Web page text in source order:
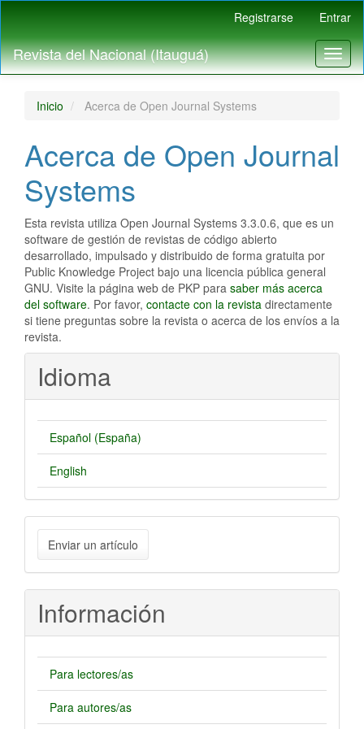
Contenido
principal
Barra
Registrarse Entrar
Revista del Nacional (Itauguá)
Inicio Acerca de Open Journal Systems
Acerca de Open Journal
Systems
Esta revista utiliza Open Journal Systems 3.3.0.6, que es un
software de gestión de revistas de código abierto
desarrollado, impulsado y distribuido de forma gratuita por
Public Knowledge Project bajo una licencia pública general
GNU. Visite la página web de PKP para saber más acerca
del software. Por favor, contacte con la revista directamente
si tiene preguntas sobre la revista o acerca de los envíos a la
revista.
Idioma
Español (España)
English
Enviar
un
artículo
Enviar un artículo
Información
Para lectores/as
Para autores/as